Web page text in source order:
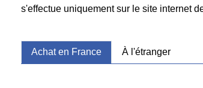
s'effectue uniquement sur le site internet
Achat en France À l'étranger